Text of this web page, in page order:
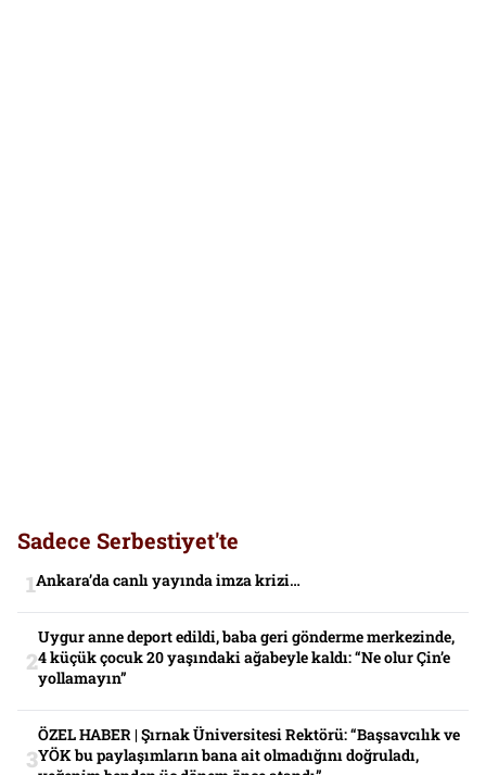
Sadece Serbestiyet'te
Ankara’da canlı yayında imza krizi…
Uygur anne deport edildi, baba geri gönderme merkezinde,
4 küçük çocuk 20 yaşındaki ağabeyle kaldı: “Ne olur Çin’e
yollamayın”
ÖZEL HABER | Şırnak Üniversitesi Rektörü: “Başsavcılık ve
YÖK bu paylaşımların bana ait olmadığını doğruladı,